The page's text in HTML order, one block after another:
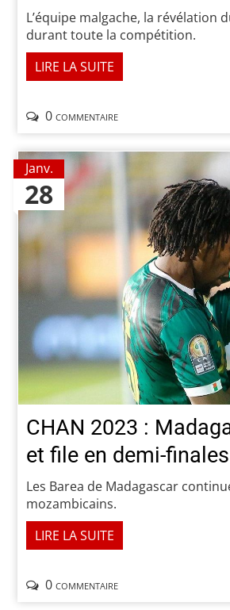
0 commentaire
L’équipe malgache, la révélation
durant toute la compétition.
LIRE LA SUITE
28
Janv.
CHAN 2023 :
et file en demi-finales
0 commentaire
Les Barea de Madagascar
mozambicains.
LIRE LA SUITE